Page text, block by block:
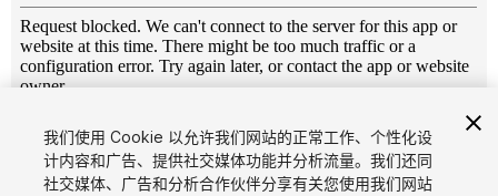
1/5
我们使用 Cookie 以允许我们网站的正常工作、个性化设
计内容和广告、提供社交媒体功能并分析流量。我们还同
社交媒体、广告和分析合作伙伴分享有关您使用我们网站